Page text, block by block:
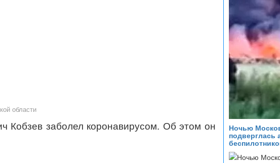
области
Кобзев заболел коронавирусом. Об этом он
Ночью
подверглась